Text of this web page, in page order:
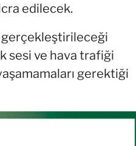
edilecek.
gerçekleştirileceği
sesi ve hava trafiği
gerektiği